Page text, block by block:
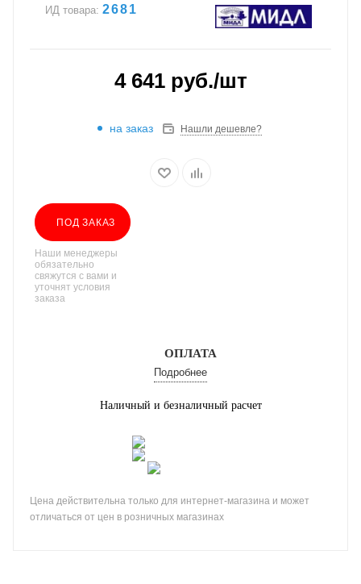
ИД товара: 2681
4 641руб./шт
на заказ Нашли дешевле?
ПОД ЗАКАЗ
Наши менеджеры
обязательно
свяжутся с вами и
уточнят условия
заказа
ОПЛАТА
Подробнее
Наличный и безналичный расчет
Цена действительна только для интернет-магазина и может
отличаться от цен в розничных магазинах